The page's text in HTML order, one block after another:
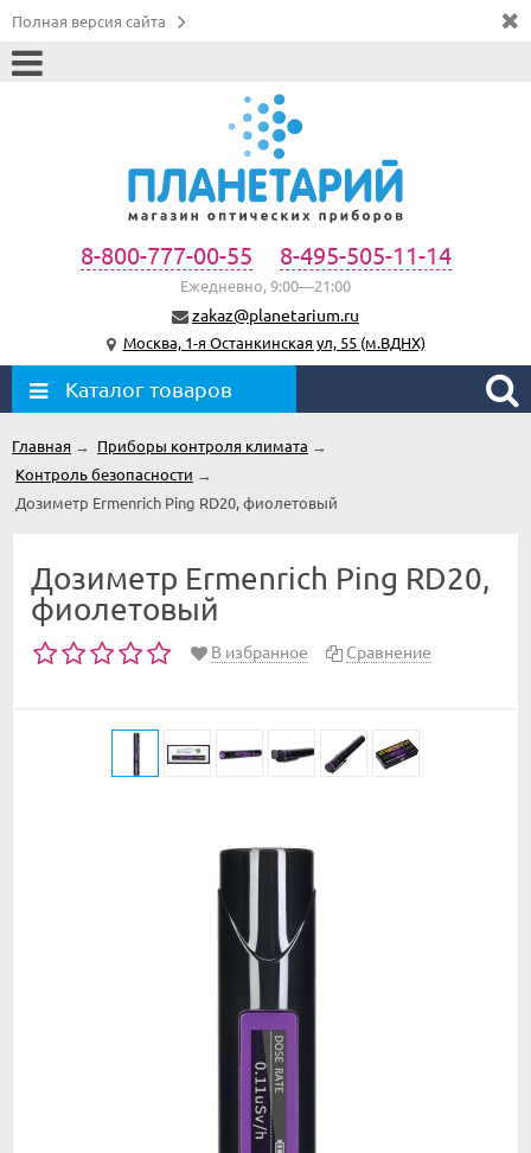
Полная версия сайта
8-800-777-00-55 8-495-505-11-14
Ежедневно, 9:00—21:00
zakaz@planetarium.ru
Москва, 1-я Останкинская ул, 55 (м.ВДНХ)
Каталог товаров
Главная → Приборы контроля климата →
Контроль безопасности →
Дозиметр Ermenrich Ping RD20, фиолетовый
Дозиметр Ermenrich Ping RD20,
фиолетовый
В избранное Сравнение